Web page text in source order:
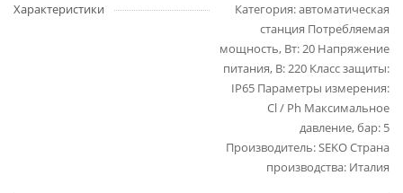
Характеристики
Категория: автоматическая
станция Потребляемая
мощность, Вт: 20 Напряжение
питания, В: 220 Класс защиты:
IP65 Параметры измерения:
Cl / Ph Максимальное
давление, бар: 5
Производитель: SEKO Страна
производства: Италия